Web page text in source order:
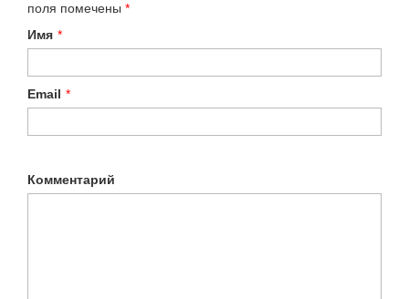
поля помечены *
Имя *
Email *
Комментарий